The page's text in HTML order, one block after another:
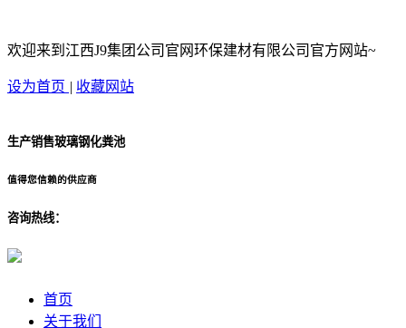
欢迎来到江西J9集团公司官网环保建材有限公司官方网站~
设为首页 | 收藏网站
生产销售玻璃钢化粪池
值得您信赖的供应商
咨询热线：
首页
关于我们